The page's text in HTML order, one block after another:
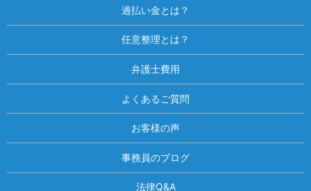
過払い金とは？
任意整理とは？
弁護士費用
よくあるご質問
お客様の声
事務員のブログ
法律Q&A